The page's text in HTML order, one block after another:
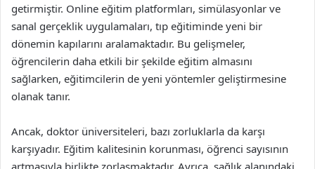
getirmiştir. Online eğitim platformları, simülasyonlar ve
sanal gerçeklik uygulamaları, tıp eğitiminde yeni bir
dönemin kapılarını aralamaktadır. Bu gelişmeler,
öğrencilerin daha etkili bir şekilde eğitim almasını
sağlarken, eğitimcilerin de yeni yöntemler geliştirmesine
olanak tanır.
Ancak, doktor üniversiteleri, bazı zorluklarla da karşı
karşıyadır. Eğitim kalitesinin korunması, öğrenci sayısının
artmasıyla birlikte zorlaşmaktadır. Ayrıca, sağlık alanındaki